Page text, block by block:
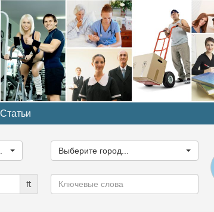
Статьи
город...
Выберите город...
₶
Ключевые
слова